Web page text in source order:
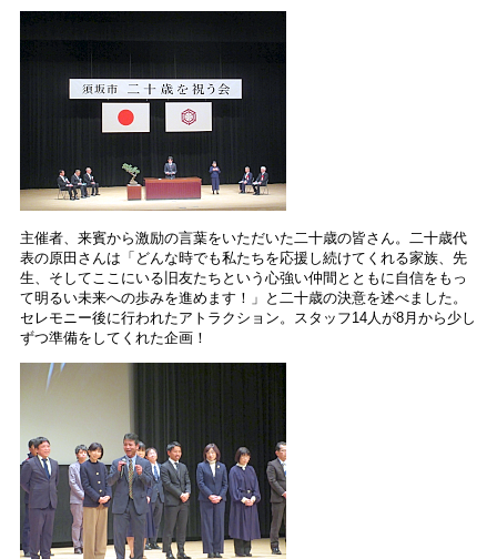
主催者、来賓から激励の言葉をいただいた二十歳の皆さん。二十歳代
表の原田さんは「どんな時でも私たちを応援し続けてくれる家族、先
生、そしてここにいる旧友たちという心強い仲間とともに自信をもっ
て明るい未来への歩みを進めます！」と二十歳の決意を述べました。
セレモニー後に行われたアトラクション。スタッフ14人が8月から少し
ずつ準備をしてくれた企画！